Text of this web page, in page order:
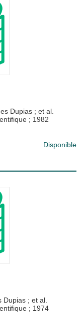
Dupias ; et al.
; 1982
Disponible
Dupias ; et al.
; 1974